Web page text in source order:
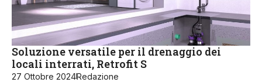
Soluzione versatile per il drenaggio dei
locali interrati, Retrofit S
27 Ottobre 2024Redazione